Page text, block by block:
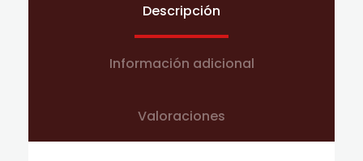
Descripción
Información adicional
Valoraciones